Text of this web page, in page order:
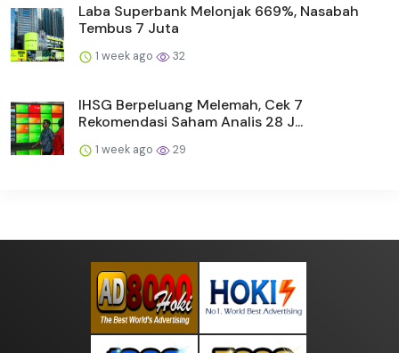
Laba Superbank Melonjak 669%, Nasabah
Tembus 7 Juta
1 week ago 32
IHSG Berpeluang Melemah, Cek 7
Rekomendasi Saham Analis 28 J...
1 week ago 29